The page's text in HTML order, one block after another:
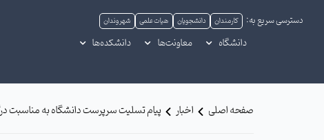
دسترسی سریع به: کارمندان دانشجویان هیات علمی شهروندان
دانشگاه معاونت‌ها دانشکده‌ها
صفحه اصلی اخبار پیام تسلیت سرپرست دانشگاه به مناسبت